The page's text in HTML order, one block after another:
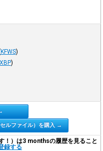
KFWS)
)
ルファイル）を購入 →
！）は3 monthsの履歴を見ること
録する